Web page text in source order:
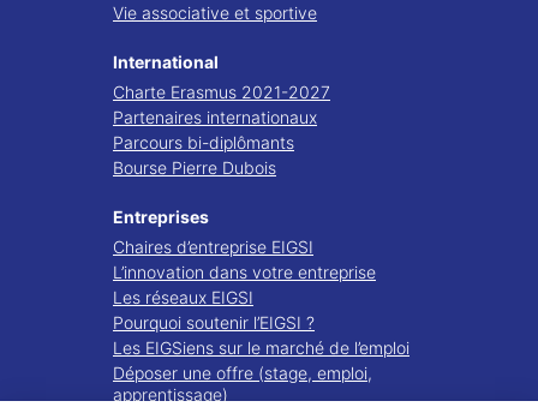
Vie associative et sportive
International
Charte Erasmus 2021-2027
Partenaires internationaux
Parcours bi-diplômants
Bourse Pierre Dubois
Entreprises
Chaires d’entreprise EIGSI
L’innovation dans votre entreprise
Les réseaux EIGSI
Pourquoi soutenir l’EIGSI ?
Les EIGSiens sur le marché de l’emploi
Déposer une offre (stage, emploi,
apprentissage)